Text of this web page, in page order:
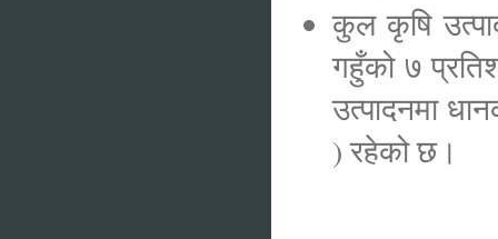
कुल कृषि
गहुँको ७
उत्पादनमा
) रहेको छ।